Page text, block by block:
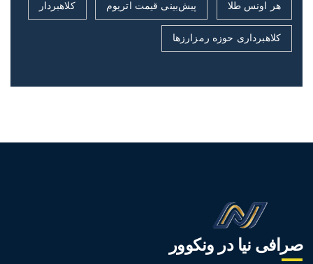
هر اونس طلا پیش‌بینی قیمت اتریوم کلاهبردار
کلاهبرداری حوزه رمزارزها
صرافی نیا در ونکوور